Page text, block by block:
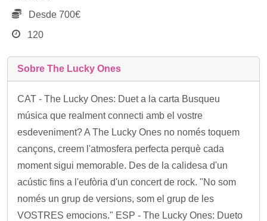
Desde 700€
120
Sobre The Lucky Ones
CAT - The Lucky Ones: Duet a la carta Busqueu
música que realment connecti amb el vostre
esdeveniment? A The Lucky Ones no només toquem
cançons, creem l'atmosfera perfecta perquè cada
moment sigui memorable. Des de la calidesa d'un
acústic fins a l'eufòria d'un concert de rock. "No som
només un grup de versions, som el grup de les
VOSTRES emocions." ESP - The Lucky Ones: Dueto